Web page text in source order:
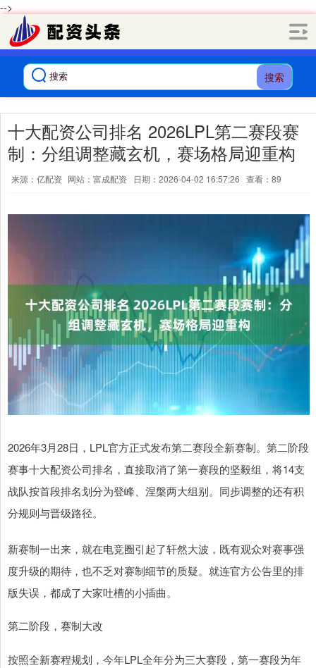
-->
搜索
十大配资公司排名 2026LPL第二赛段赛
制：分组调整藏玄机，赛场格局迎重构
来源：亿配资 网站：富成配资 日期：2026-04-02 16:57:26 查看：89
2026年3月28日，LPL官方正式发布第二赛段全新赛制。第二阶段
赛事十大配资公司排名，直接取消了第一赛段的坚毅组，将14支
战队按首段排名划分为登峰、涅槃两大组别。同步调整的还有积
分规则与晋级路径。
新赛制一出来，就在电竞圈引起了轩然大波，既有观众对赛事强
度升级的期待，也不乏对赛制细节的质疑。就连官方公告里的排
版失误，都成了大家吐槽的小插曲。
第二阶段，赛制大改
按照全新赛程规划，今年LPL全年分为三大赛段，第一赛段为年